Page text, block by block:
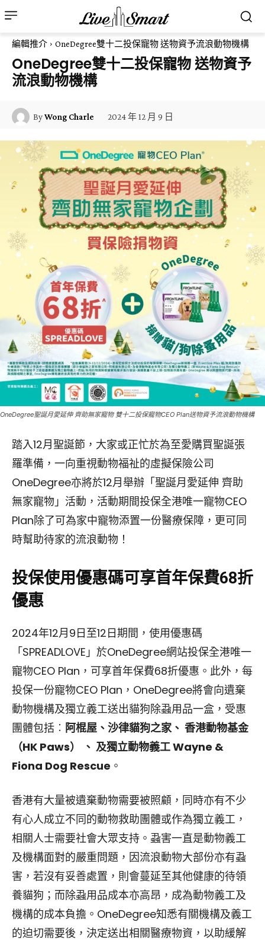
編輯推介 OneDegree雙十二投保寵物 送物資予流浪動物機構
OneDegree雙十二投保寵物 送物資予
流浪動物機構
ByWong Charle 2024 年 12 月 9 日
OneDegree聖誕月愛延伸 齊助無家寵物 雙十二投保寵物CEO Plan送物資予流浪動物機構
踏入12月聖誕節，大家或正忙於為至愛購買聖誕張
羅準備，一向重視動物福祉的虛擬保險公司
OneDegree亦將於12月舉辦「聖誕月愛延伸 齊助
無家寵物」活動，活動期間投保全港唯一寵物CEO
Plan除了可為家中寵物添置一份醫療保障，更可同
時幫助待家的流浪動物！
投保使用優惠碼可享首年保費68折
優惠
2024年12月9日至12日期間，使用優惠碼
「SPREADLOVE」於OneDegree網站投保全港唯一
寵物CEO Plan，可享首年保費68折優惠。此外，每
投保一份寵物CEO Plan，OneDegree將會向遺棄
動物機構及獨立義工送出貓狗除蝨用品一盒，受惠
團體包括︰ 阿棍屋、沙律貓狗之家、 香港動物基金
（HK Paws） 、 及獨立動物義工 Wayne &
Fiona Dog Rescue 。
香港有大量被遺棄動物需要被照顧，同時亦有不少
有心人成立不同的動物救助團體或作為獨立義工，
相關人士需要社會大眾支持。蝨害一直是動物義工
及機構面對的嚴重問題，因流浪動物大部份亦有蝨
害，若沒有妥善處置，則會蔓延至其他健康的待領
養貓狗；而除蝨用品成本亦高昂，成為動物義工及
機構的成本負擔。OneDegree知悉有關機構及義工
的迫切需要後，決定送出相關醫療物資，以助緩解